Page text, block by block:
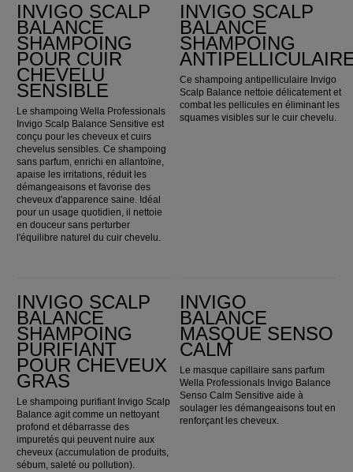
INVIGO SCALP
BALANCE
SHAMPOING
POUR CUIR
CHEVELU
SENSIBLE
Le shampoing Wella Professionals
Invigo Scalp Balance Sensitive est
conçu pour les cheveux et cuirs
chevelus sensibles. Ce shampoing
sans parfum, enrichi en allantoïne,
apaise les irritations, réduit les
démangeaisons et favorise des
cheveux d'apparence saine. Idéal
pour un usage quotidien, il nettoie
en douceur sans perturber
l'équilibre naturel du cuir chevelu.
INVIGO SCALP
BALANCE
SHAMPOING
Ce shampoing antipelliculaire Invigo
Scalp Balance nettoie délicatement et
combat les pellicules en éliminant les
squames visibles sur le cuir chevelu.
INVIGO SCALP
BALANCE
SHAMPOING
PURIFIANT
POUR CHEVEUX
GRAS
Le shampoing purifiant Invigo Scalp
Balance agit comme un nettoyant
profond et débarrasse des
impuretés qui peuvent nuire aux
cheveux (accumulation de produits,
sébum, saleté ou pollution).
INVIGO
BALANCE
MASQUE SENSO
CALM
Le masque capillaire sans parfum
Wella Professionals Invigo Balance
Senso Calm Sensitive aide à
soulager les démangeaisons tout en
renforçant les cheveux.